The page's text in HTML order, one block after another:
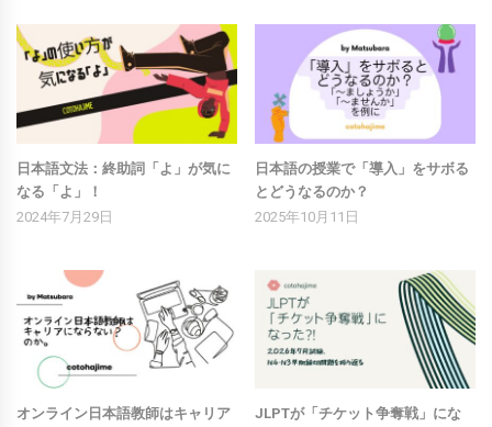
日本語文法：終助詞「よ」が気に
なる「よ」！
2024年7月29日
日本語の授業で「導入」をサボる
とどうなるのか？
2025年10月11日
オンライン日本語教師はキャリア
JLPTが「チケット争奪戦」にな